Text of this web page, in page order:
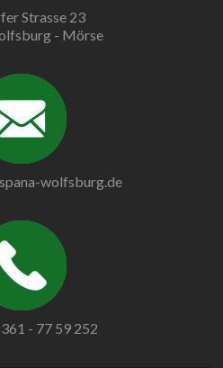
Strasse 23
- Mörse
wolfsburg.de
- 77 59 252